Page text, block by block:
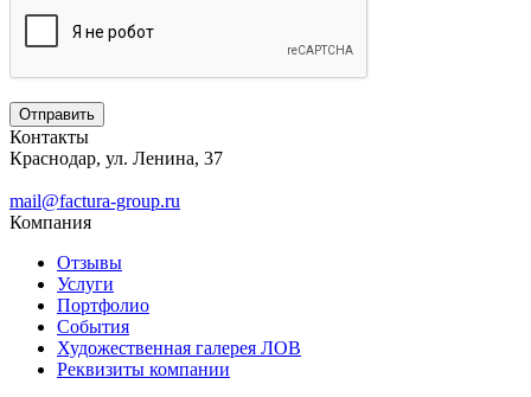
Контакты
Краснодар, ул. Ленина, 37
mail@factura-group.ru
Компания
Отзывы
Услуги
Портфолио
События
Художественная галерея ЛОВ
Реквизиты компании